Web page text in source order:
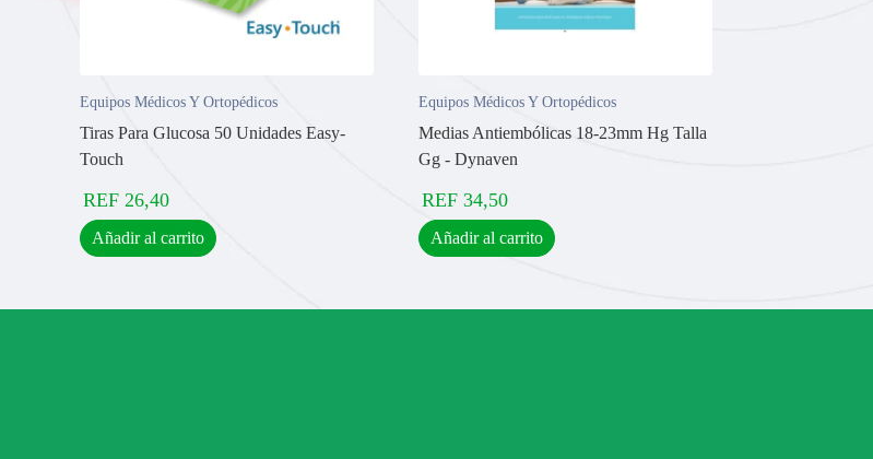
Equipos Médicos Y Ortopédicos
Tiras Para Glucosa 50 Unidades Easy-
Touch
REF 26,40
Añadir al carrito
Equipos Médicos Y Ortopédicos
Medias Antiembólicas 18-23mm Hg Talla
Gg - Dynaven
REF 34,50
Añadir al carrito